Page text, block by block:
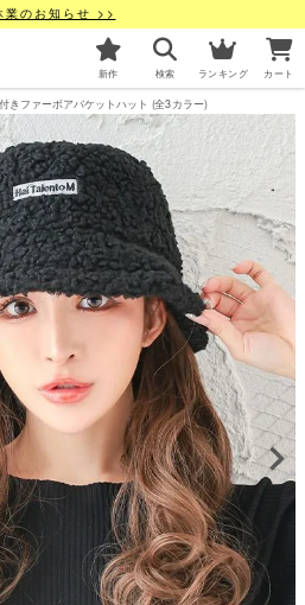
業のお知らせ >>
新作 検索 ランキング カート
きファーボアバケットハット (全3カラー)